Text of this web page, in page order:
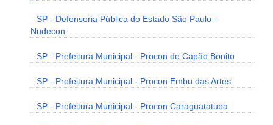
SP - Defensoria Pública do Estado São Paulo -
Nudecon
SP - Prefeitura Municipal - Procon de Capão Bonito
SP - Prefeitura Municipal - Procon Embu das Artes
SP - Prefeitura Municipal - Procon Caraguatatuba